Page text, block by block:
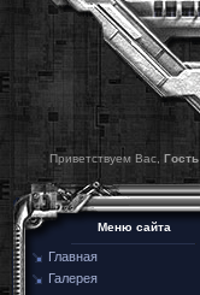
Приветствуем Вас, Гость
Меню сайта
Главная
Галерея